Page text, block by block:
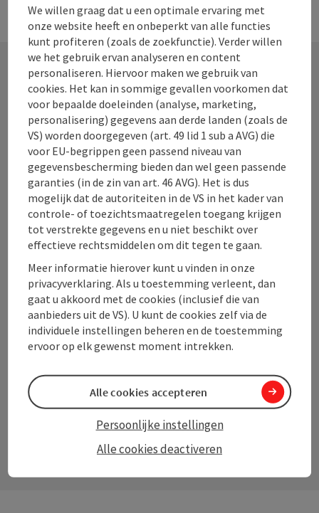
Contact
Toerisme Oberösterreich
Freistädter Straße 119
4041 Linz
+43 732 221022
info@oberoesterreich.nl
Contactformulier
We willen graag dat u een optimale ervaring met
onze website heeft en onbeperkt van alle functies
kunt profiteren (zoals de zoekfunctie). Verder willen
we het gebruik ervan analyseren en content
personaliseren. Hiervoor maken we gebruik van
cookies. Het kan in sommige gevallen voorkomen dat
voor bepaalde doeleinden (analyse, marketing,
personalisering) gegevens aan derde landen (zoals de
VS) worden doorgegeven (art. 49 lid 1 sub a AVG) die
voor EU-begrippen geen passend niveau van
gegevensbescherming bieden dan wel geen passende
garanties (in de zin van art. 46 AVG). Het is dus
mogelijk dat de autoriteiten in de VS in het kader van
controle- of toezichtsmaatregelen toegang krijgen
tot verstrekte gegevens en u niet beschikt over
effectieve rechtsmiddelen om dit tegen te gaan.
Meer informatie hierover kunt u vinden in onze
privacyverklaring. Als u toestemming verleent, dan
gaat u akkoord met de cookies (inclusief die van
aanbieders uit de VS). U kunt de cookies zelf via de
individuele instellingen beheren en de toestemming
ervoor op elk gewenst moment intrekken.
Alle cookies deactiveren
Persoonlijke instellingen
Alle cookies accepteren